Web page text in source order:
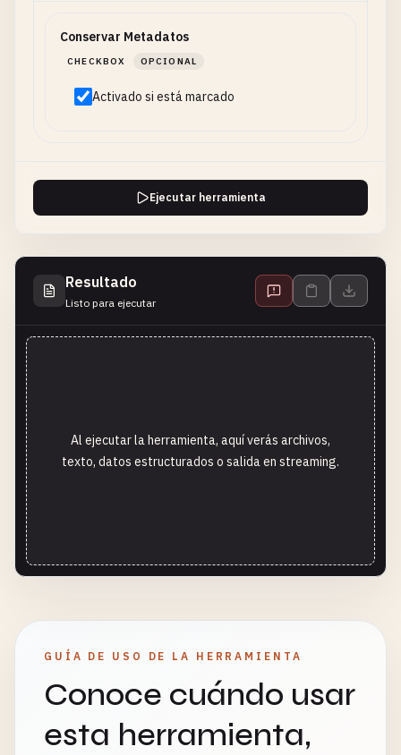
Conservar Metadatos
CHECKBOX OPCIONAL
Activado si está marcado
Ejecutar herramienta
Resultado
Listo para ejecutar
Al ejecutar la herramienta, aquí verás archivos,
texto, datos estructurados o salida en streaming.
GUÍA DE USO DE LA HERRAMIENTA
Conoce cuándo usar
esta herramienta,